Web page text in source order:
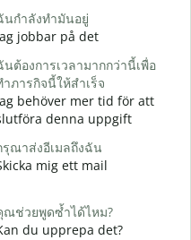
นกำลังทำมันอยู่
jobbar på det
นต้องการเวลามากกว่านี้เพื่อ
ำภารกิจนี้ให้สำเร็จ
behöver mer tid för att
denna uppgift
รุณาส่งอีเมลถึงฉัน
mig ett mail
ณช่วยพูดซ้ำได้ไหม?
du upprepa det?